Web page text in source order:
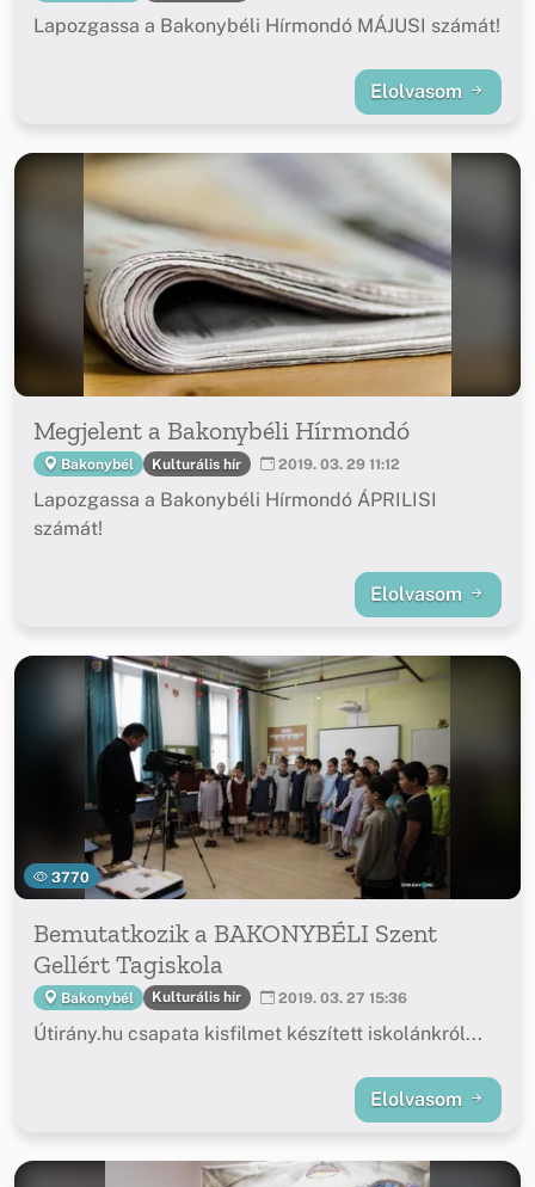
Lapozgassa a Bakonybéli Hírmondó MÁJUSI számát!
Elolvasom
Megjelent a Bakonybéli Hírmondó
Bakonybél Kulturális hír 2019. 03. 29 11:12
Lapozgassa a Bakonybéli Hírmondó ÁPRILISI
számát!
Elolvasom
3770
Bemutatkozik a BAKONYBÉLI Szent
Gellért Tagiskola
Bakonybél Kulturális hír 2019. 03. 27 15:36
Útirány.hu csapata kisfilmet készített iskolánkról...
Elolvasom